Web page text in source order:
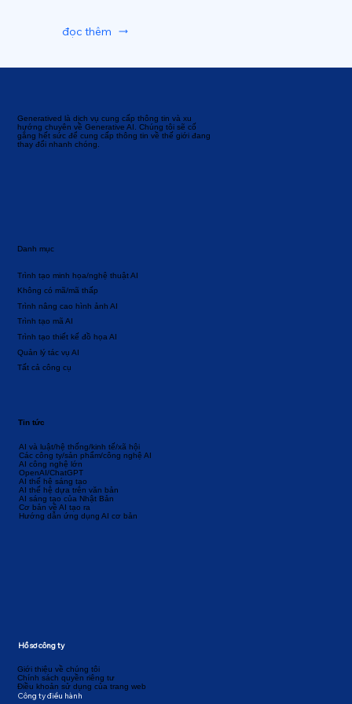
Generatived là dịch vụ cung cấp thông tin và xu
hướng chuyên về Generative AI. Chúng tôi sẽ cố
gắng hết sức để cung cấp thông tin về thế giới đang
thay đổi nhanh chóng.
Danh mục
Tất cả công cụ
Quản lý tác vụ AI
Trình tạo thiết kế đồ họa AI
Không có mã/mã thấp
Trình tạo mã AI
Trình nâng cao hình ảnh AI
Trình tạo minh họa/nghệ thuật AI
AI và luật/hệ thống/kinh tế/xã hội
Các công ty/sản phẩm/công nghệ AI
AI công nghệ lớn
OpenAI/ChatGPT
AI thế hệ sáng tạo
AI thế hệ dựa trên văn bản
AI sáng tạo của Nhật Bản
Cơ bản về AI tạo ra
Hướng dẫn ứng dụng AI cơ bản
Tin tức
Giới thiệu về chúng tôi
Chính sách quyền riêng tư
Điều khoản sử dụng của trang web
Công ty điều hành
Hồ sơ công ty
đọc thêm